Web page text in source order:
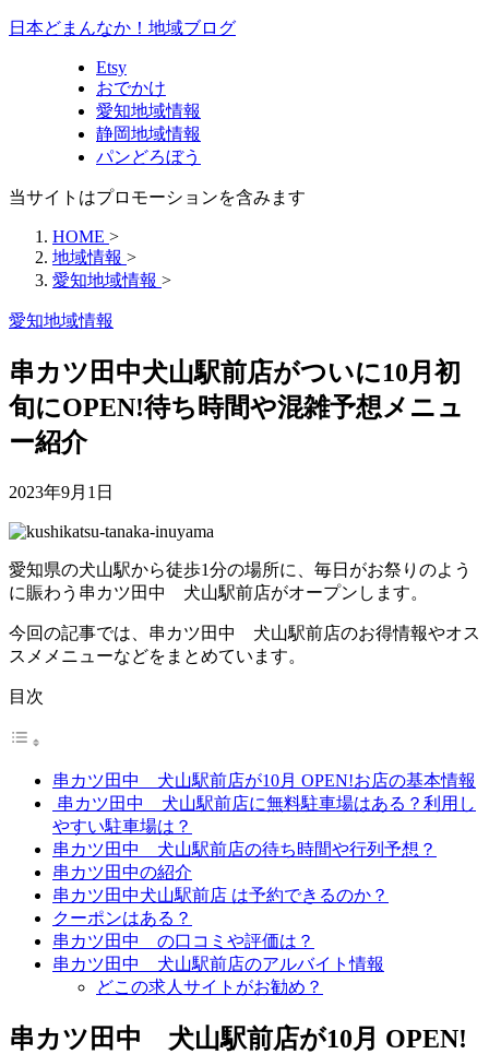
日本どまんなか！地域ブログ
Etsy
おでかけ
愛知地域情報
静岡地域情報
パンどろぼう
当サイトはプロモーションを含みます
HOME >
地域情報 >
愛知地域情報 >
愛知地域情報
串カツ田中犬山駅前店がついに10月初
旬にOPEN!待ち時間や混雑予想メニュ
ー紹介
2023年9月1日
愛知県の犬山駅から徒歩1分の場所に、毎日がお祭りのよう
に賑わう串カツ田中 犬山駅前店がオープンします。
今回の記事では、串カツ田中 犬山駅前店のお得情報やオス
スメメニューなどをまとめています。
目次
串カツ田中 犬山駅前店が10月 OPEN!お店の基本情報
串カツ田中 犬山駅前店に無料駐車場はある？利用し
やすい駐車場は？
串カツ田中 犬山駅前店の待ち時間や行列予想？
串カツ田中の紹介
串カツ田中犬山駅前店 は予約できるのか？
クーポンはある？
串カツ田中 の口コミや評価は？
串カツ田中 犬山駅前店のアルバイト情報
どこの求人サイトがお勧め？
串カツ田中 犬山駅前店が10月 OPEN!